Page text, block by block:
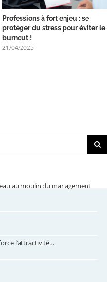
Professions à fort enjeu : se
protéger du stress pour éviter le
burnout !
21/04/2025
au moulin du management
l’attractivité…